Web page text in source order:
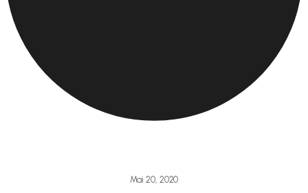
Mai 20, 2020